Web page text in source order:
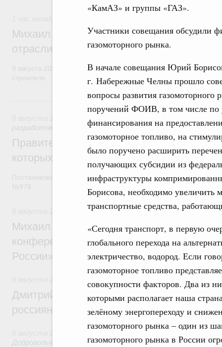
«КамАЗ» и группы «ГАЗ».
Участники совещания обсудили
газомоторного рынка.
В начале совещания Юрий
г. Набережные Челны прошло
вопросы развития
поручений ФОИВ, в том числе по
финансирования на
газомоторное топливо, на
было поручено расширить
получающих субсидии из
инфраструктуры
Борисова, необходимо увеличить
транспортные средства,
«Сегодня транспорт, в первую
глобального перехода на
электричество, водород. Если
газомоторное топливо
совокупности факторов. Два из
которыми располагает наша
зелёному энергопереходу и
газомоторного рынка – один из
газомоторного рынка в России
Михаил Мишустин поздравил
отрасли с профессиональным
9 августа 2026 года отмечается профессиональный праздник
Вчера
Государственная политика в сфере
разработок
Правительство расширило перечень
которых освобождаются от НДФЛ
Постановление от 5 августа 2026 года
Отрасль информационных технологий
Михаил Мишустин дал поручения по
конференции «Цифровая индустрия
России»
Спорт высших достижений и массовый
Дмитрий Чернышенко и Михаил
россиян с Днём физкультурника
Социальные инновации. Некоммерческие
Добровольчество и волонтёрство. Благотворительность